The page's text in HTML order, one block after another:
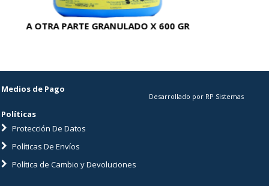
A OTRA PARTE GRANULADO X 600 GR
Medios de Pago
Políticas
Protección De Datos
Políticas De Envíos
Política de Cambio y Devoluciones
Desarrollado por RP Sistemas